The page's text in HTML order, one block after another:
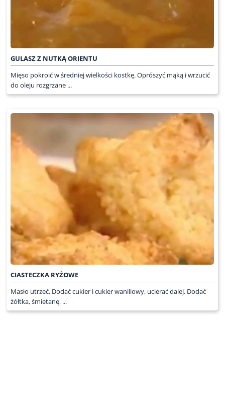
GULASZ Z NUTKĄ ORIENTU
Mięso pokroić w średniej wielkości kostkę. Oprószyć mąką i wrzucić
do oleju rozgrzane ...
CIASTECZKA RYŻOWE
Masło utrzeć. Dodać cukier i cukier waniliowy, ucierać dalej. Dodać
żółtka, śmietanę, ...